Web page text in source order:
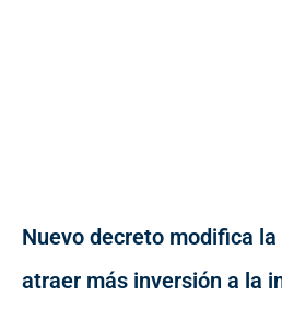
Nuevo decreto modifica la
atraer más inversión a la